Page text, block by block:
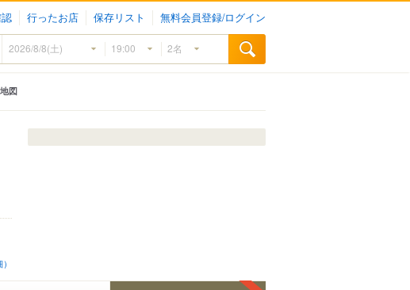
行ったお店 保存リスト 無料会員登録/ログイン
図